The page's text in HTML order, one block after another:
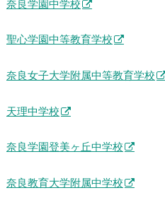
奈良学園中学校
聖心学園中等教育学校
奈良女子大学附属中等教育学校
天理中学校
奈良学園登美ヶ丘中学校
奈良教育大学附属中学校